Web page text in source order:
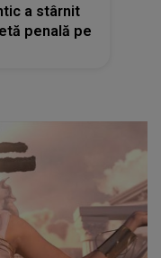
a stârnit
penală pe